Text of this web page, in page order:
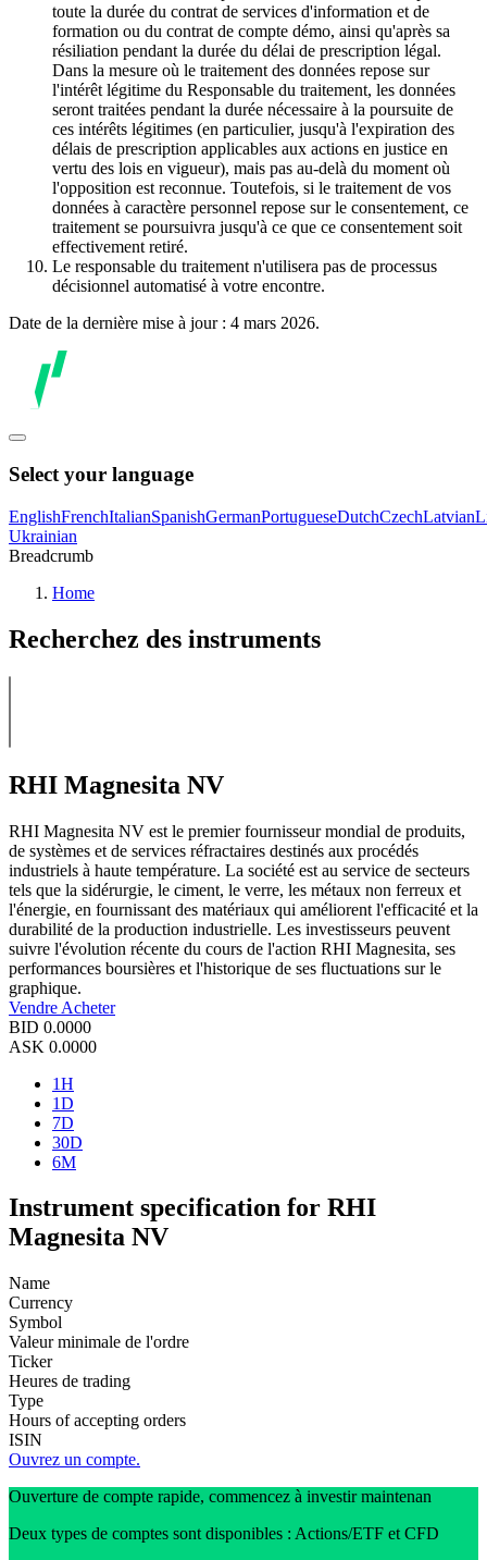
toute la durée du contrat de services d'information et de
formation ou du contrat de compte démo, ainsi qu'après sa
résiliation pendant la durée du délai de prescription légal.
Dans la mesure où le traitement des données repose sur
l'intérêt légitime du Responsable du traitement, les données
seront traitées pendant la durée nécessaire à la poursuite de
ces intérêts légitimes (en particulier, jusqu'à l'expiration des
délais de prescription applicables aux actions en justice en
vertu des lois en vigueur), mais pas au-delà du moment où
l'opposition est reconnue. Toutefois, si le traitement de vos
données à caractère personnel repose sur le consentement, ce
traitement se poursuivra jusqu'à ce que ce consentement soit
effectivement retiré.
Le responsable du traitement n'utilisera pas de processus
décisionnel automatisé à votre encontre.
Date de la dernière mise à jour : 4 mars 2026.
Select your language
EnglishFrenchItalianSpanishGermanPortugueseDutchCzechLatvian
Ukrainian
Breadcrumb
Home
Recherchez des instruments
RHI Magnesita NV
RHI Magnesita NV est le premier fournisseur mondial de produits,
de systèmes et de services réfractaires destinés aux procédés
industriels à haute température. La société est au service de secteurs
tels que la sidérurgie, le ciment, le verre, les métaux non ferreux et
l'énergie, en fournissant des matériaux qui améliorent l'efficacité et la
durabilité de la production industrielle. Les investisseurs peuvent
suivre l'évolution récente du cours de l'action RHI Magnesita, ses
performances boursières et l'historique de ses fluctuations sur le
graphique.
Vendre Acheter
BID 0.0000
ASK 0.0000
1H
1D
7D
30D
6M
Instrument specification for RHI
Magnesita NV
Name
Currency
Symbol
Valeur minimale de l'ordre
Ticker
Heures de trading
Type
Hours of accepting orders
ISIN
Ouvrez un compte.
Ouverture de compte rapide, commencez à investir maintenan
Deux types de comptes sont disponibles : Actions/ETF et CFD